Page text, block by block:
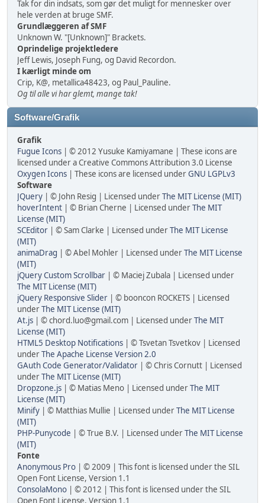
Tak for din indsats, som gør det muligt for mennesker over
hele verden at bruge SMF.
Grundlæggeren af SMF
Unknown W. "[Unknown]" Brackets.
Oprindelige projektledere
Jeff Lewis, Joseph Fung, og David Recordon.
I kærligt minde om
Crip, K@, metallica48423, og Paul_Pauline.
Og til alle vi har glemt, mange tak!
Software/Grafik
Grafik
Fugue Icons | © 2012 Yusuke Kamiyamane | These icons are
licensed under a Creative Commons Attribution 3.0 License
Oxygen Icons | These icons are licensed underGNU LGPLv3
Software
JQuery | © John Resig | Licensed underThe MIT License (MIT)
hoverIntent | © Brian Cherne | Licensed underThe MIT
License (MIT)
SCEditor | © Sam Clarke | Licensed underThe MIT License
(MIT)
animaDrag | © Abel Mohler | Licensed underThe MIT License
(MIT)
jQuery Custom Scrollbar | © Maciej Zubala | Licensed under
The MIT License (MIT)
jQuery Responsive Slider | © booncon ROCKETS | Licensed
underThe MIT License (MIT)
At.js | © chord.luo@gmail.com | Licensed underThe MIT
License (MIT)
HTML5 Desktop Notifications | © Tsvetan Tsvetkov | Licensed
underThe Apache License Version 2.0
GAuth Code Generator/Validator | © Chris Cornutt | Licensed
underThe MIT License (MIT)
Dropzone.js | © Matias Meno | Licensed underThe MIT
License (MIT)
Minify | © Matthias Mullie | Licensed underThe MIT License
(MIT)
PHP-Punycode | © True B.V. | Licensed underThe MIT License
(MIT)
Fonte
Anonymous Pro | © 2009 | This font is licensed under the SIL
Open Font License, Version 1.1
ConsolaMono | © 2012 | This font is licensed under the SIL
Open Font License, Version 1.1